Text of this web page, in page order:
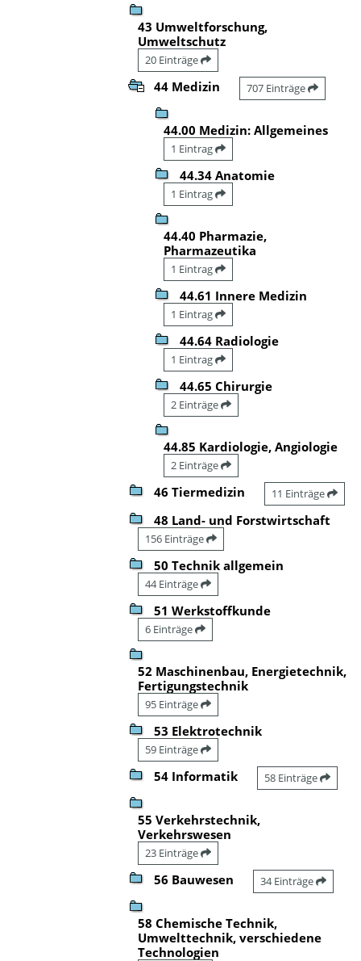
43 Umweltforschung,
Umweltschutz
20 Einträge
44 Medizin 707 Einträge
44.00 Medizin: Allgemeines
1 Eintrag
44.34 Anatomie
1 Eintrag
44.40 Pharmazie,
Pharmazeutika
1 Eintrag
44.61 Innere Medizin
1 Eintrag
44.64 Radiologie
1 Eintrag
44.65 Chirurgie
2 Einträge
44.85 Kardiologie, Angiologie
2 Einträge
46 Tiermedizin 11 Einträge
48 Land- und Forstwirtschaft
156 Einträge
50 Technik allgemein
44 Einträge
51 Werkstoffkunde
6 Einträge
52 Maschinenbau, Energietechnik,
Fertigungstechnik
95 Einträge
53 Elektrotechnik
59 Einträge
54 Informatik 58 Einträge
55 Verkehrstechnik,
Verkehrswesen
23 Einträge
56 Bauwesen 34 Einträge
58 Chemische Technik,
Umwelttechnik, verschiedene
Technologien